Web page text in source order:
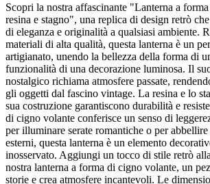
Scopri la nostra affascinante "Lanterna a
resina e stagno", una replica di design retrò
di eleganza e originalità a qualsiasi ambiente.
materiali di alta qualità, questa lanterna è un
artigianato, unendo la bellezza della forma di
funzionalità di una decorazione luminosa. Il
nostalgico richiama atmosfere passate,
gli oggetti dal fascino vintage. La resina e lo
sua costruzione garantiscono durabilità e
di cigno volante conferisce un senso di
per illuminare serate romantiche o per
esterni, questa lanterna è un elemento
inosservato. Aggiungi un tocco di stile retrò
nostra lanterna a forma di cigno volante, un
storie e crea atmosfere incantevoli. Le